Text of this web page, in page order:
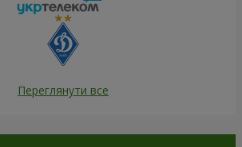
Переглянути все